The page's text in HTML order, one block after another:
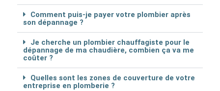
Comment puis-je payer votre plombier après
son dépannage ?
Je cherche un plombier chauffagiste pour le
dépannage de ma chaudière, combien ça va me
coûter ?
Quelles sont les zones de couverture de votre
entreprise en plomberie ?